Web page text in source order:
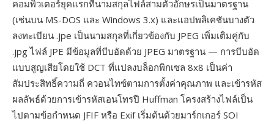
คอมพิวเตอร์ยุคแรกที่นามสกุลไฟล์สามตัวอักษรเป็นมาตรฐาน
(เช่นบน MS-DOS และ Windows 3.x) และแอปพลิเคชันบางตัว
ลงทะเบียน .jpe เป็นนามสกุลที่เกี่ยวข้องกับ JPEG เพิ่มเติมคู่กับ
.jpg ไฟล์ JPE มีข้อมูลที่บีบอัดด้วย JPEG มาตรฐาน — การบีบอัด
แบบสูญเสียโดยใช้ DCT ที่แปลงบล็อกพิกเซล 8x8 เป็นค่า
สัมประสิทธิ์ความถี่ ควอนไทซ์ตามการตั้งค่าคุณภาพ และเข้ารหัส
ผลลัพธ์ด้วยการเข้ารหัสเอนโทรปี Huffman โครงสร้างไฟล์เป็น
ไปตามข้อกำหนด JFIF หรือ Exif เริ่มต้นด้วยมาร์กเกอร์ SOI